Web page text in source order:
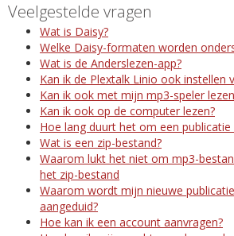
Veelgestelde vragen
Wat is Daisy?
Welke Daisy-formaten worden
Wat is de Anderslezen-app?
Kan ik de Plextalk Linio ook instellen
Kan ik ook met mijn mp3-speler
Kan ik ook op de computer lezen?
Hoe lang duurt het om een publicatie
Wat is een zip-bestand?
Waarom lukt het niet om mp3-
het zip-bestand
Waarom wordt mijn nieuwe
aangeduid?
Hoe kan ik een account aanvragen?